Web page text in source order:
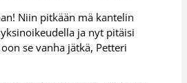
Niin pitkään mä kantelin
ja nyt pitäisi
se vanha jätkä, Petteri